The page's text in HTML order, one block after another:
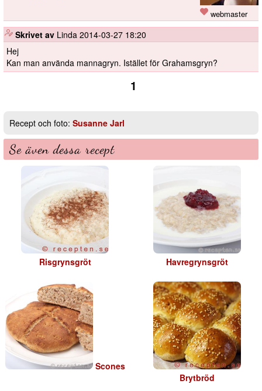
webmaster
Skrivet av Linda 2014-03-27 18:20
Hej
Kan man använda mannagryn. Istället för Grahamsgryn?
1
Recept och foto: Susanne Jarl
Se även dessa recept
Risgrynsgröt Havregrynsgröt
Scones
Brytbröd